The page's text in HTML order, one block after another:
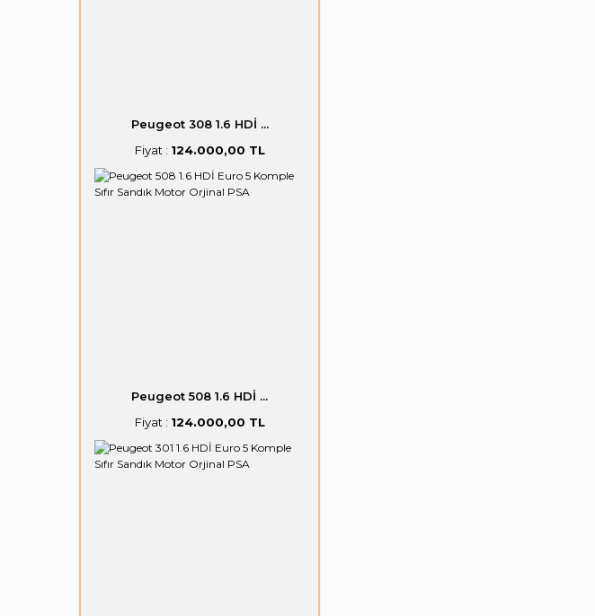
Peugeot 308 1.6 HDİ ...
Fiyat : 124.000,00 TL
Peugeot 508 1.6 HDİ ...
Fiyat : 124.000,00 TL